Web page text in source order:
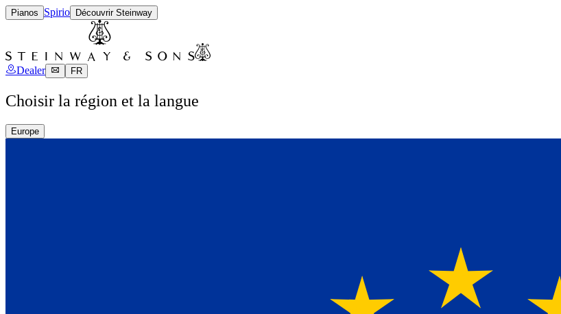
Pianos Spirio Découvrir Steinway
Dealer FR
Choisir la région et la langue
Europe